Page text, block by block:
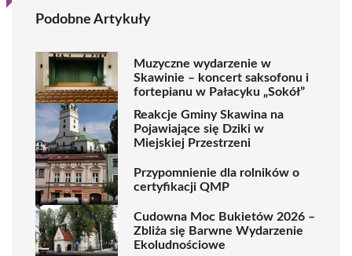
Podobne Artykuły
Muzyczne wydarzenie w
Skawinie – koncert saksofonu i
fortepianu w Pałacyku „Sokół”
Reakcje Gminy Skawina na
Pojawiające się Dziki w
Miejskiej Przestrzeni
Przypomnienie dla rolników o
certyfikacji QMP
Cudowna Moc Bukietów 2026 –
Zbliża się Barwne Wydarzenie
Ekoludnościowe